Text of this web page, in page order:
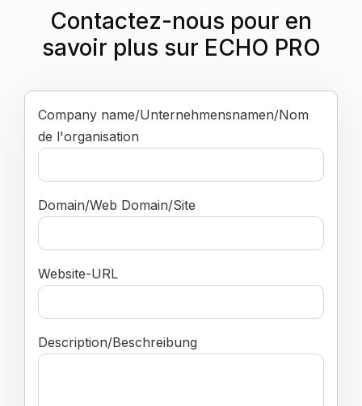
Contactez-nous pour en
savoir plus sur ECHO PRO
Company name/Unternehmensnamen/Nom
de l'organisation
Domain/Web Domain/Site
Website-URL
Description/Beschreibung